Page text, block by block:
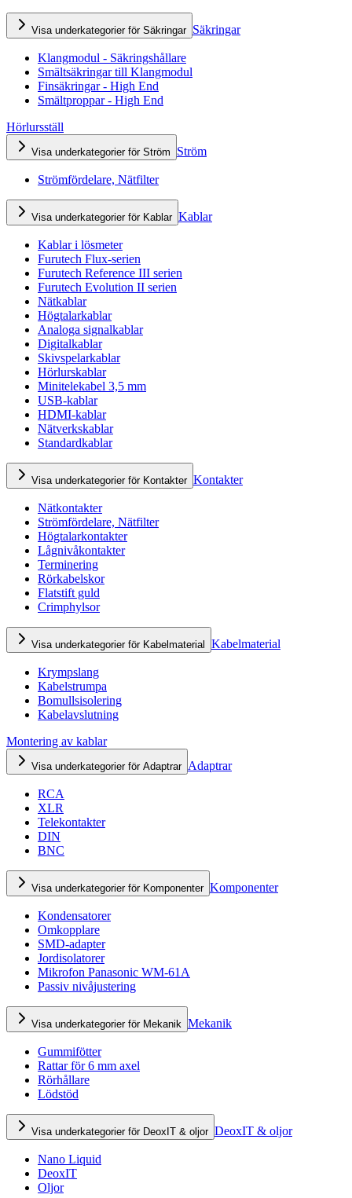
Visa underkategorier för Säkringar Säkringar
Klangmodul - Säkringshållare
Smältsäkringar till Klangmodul
Finsäkringar - High End
Smältproppar - High End
Hörlursställ
Visa underkategorier för Ström Ström
Strömfördelare, Nätfilter
Visa underkategorier för Kablar Kablar
Kablar i lösmeter
Furutech Flux-serien
Furutech Reference III serien
Furutech Evolution II serien
Nätkablar
Högtalarkablar
Analoga signalkablar
Digitalkablar
Skivspelarkablar
Hörlurskablar
Minitelekabel 3,5 mm
USB-kablar
HDMI-kablar
Nätverkskablar
Standardkablar
Visa underkategorier för Kontakter Kontakter
Nätkontakter
Strömfördelare, Nätfilter
Högtalarkontakter
Lågnivåkontakter
Terminering
Rörkabelskor
Flatstift guld
Crimphylsor
Visa underkategorier för Kabelmaterial Kabelmaterial
Krympslang
Kabelstrumpa
Bomullsisolering
Kabelavslutning
Montering av kablar
Visa underkategorier för Adaptrar Adaptrar
RCA
XLR
Telekontakter
DIN
BNC
Visa underkategorier för Komponenter Komponenter
Kondensatorer
Omkopplare
SMD-adapter
Jordisolatorer
Mikrofon Panasonic WM-61A
Passiv nivåjustering
Visa underkategorier för Mekanik Mekanik
Gummifötter
Rattar för 6 mm axel
Rörhållare
Lödstöd
Visa underkategorier för DeoxIT & oljor DeoxIT & oljor
Nano Liquid
DeoxIT
Oljor